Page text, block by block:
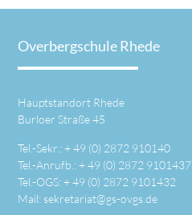
Overbergschule Rhede
Hauptstandort Rhede
Burloer Straße 45
Tel.-Sekr.: +49 (0) 2872 910140
Tel.-Anrufb.: +49 (0) 2872 9101437
Tel.-OGS: +49 (0) 2872 9101432
Mail: sekretariat@gs-ovgs.de